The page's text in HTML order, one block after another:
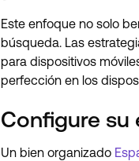
Este enfoque no solo
búsqueda. Las
para dispositivos
perfección en los
Configure su
Un bien organizado